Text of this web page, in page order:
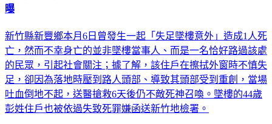
曝
新竹縣新豐鄉本月6日曾發生一起「失足墜樓意外」造成1人死
亡，然而不幸身亡的並非墜樓當事人、而是一名恰好路過該處
的民眾，引起社會關注；據了解，該住戶在擦拭外窗時不慎失
足，卻因為落地時壓到路人頭部、導致其頭部受到重創，當場
吐血倒地不起，送醫搶救6天後仍不敵死神召喚。墜樓的44歲
彭姓住戶也被依過失致死罪嫌函送新竹地檢署。